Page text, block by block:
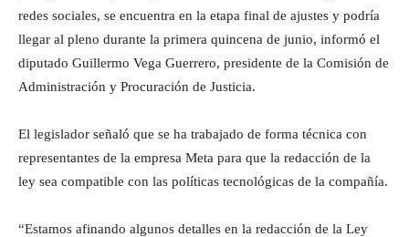
redes sociales, se encuentra en la etapa final de ajustes y podría
llegar al pleno durante la primera quincena de junio, informó el
diputado Guillermo Vega Guerrero, presidente de la Comisión de
Administración y Procuración de Justicia.
El legislador señaló que se ha trabajado de forma técnica con
representantes de la empresa Meta para que la redacción de la
ley sea compatible con las políticas tecnológicas de la compañía.
“Estamos afinando algunos detalles en la redacción de la Ley